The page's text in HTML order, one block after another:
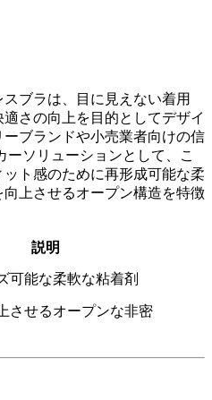
ブラは、目に見えない着用
さの向上を目的としてデザイ
ブランドや小売業者向けの信
ーソリューションとして、こ
ト感のために再形成可能な柔
上させるオープン構造を特徴
説明
可能な柔軟な粘着剤
させるオープンな非密